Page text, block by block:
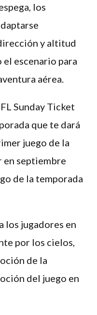
los
y altitud
escenario para
aérea.
Sunday Ticket
que te dará
juego de la
en septiembre
de la temporada
los jugadores en
por los cielos,
de la
del juego en